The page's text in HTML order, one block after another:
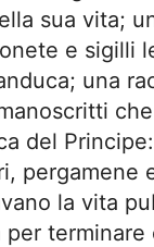
sua vita;
e sigilli
una
del
pergamene
la vita
per terminare